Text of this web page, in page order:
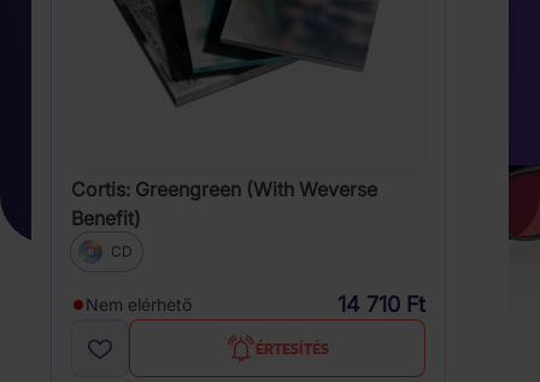
Cortis: Greengreen (With Weverse
Benefit)
CD
Nem elérhető 14 710 Ft
ÉRTESÍTÉS